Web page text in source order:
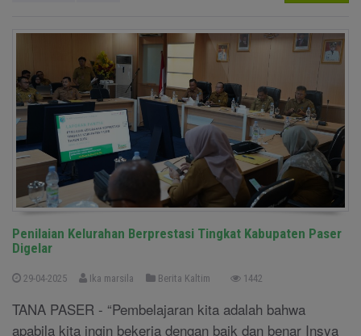
Penilaian Kelurahan Berprestasi Tingkat Kabupaten Paser
Digelar
29-04-2025 Ika marsila Berita Kaltim 1442
TANA PASER - “Pembelajaran kita adalah bahwa
apabila kita ingin bekerja dengan baik dan benar Insya